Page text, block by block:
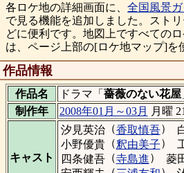
各ロケ地の詳細画面に、 全国風景ガ
で見る機能を追加しました。スト
どに便利です。地図上ですべての
は、ページ上部の[ロケ地マップ]を
作品情報
作品名 ドラマ「 薔薇のない花屋
制作年
2008年01月～03月 月曜
キャスト
汐見英治（香取慎吾）
小野優貴（釈由美子）
四条健吾（寺島進） 菱